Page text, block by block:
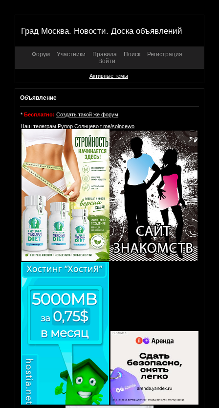
Град Москва. Новости. Доска объявлений
Форум Участники Правила Поиск
Регистрация
Войти
Активные темы
Объявление
* Бесплатно: Создать такой же форум
Наш телеграм Рупор Солнцево t.me/solncewo